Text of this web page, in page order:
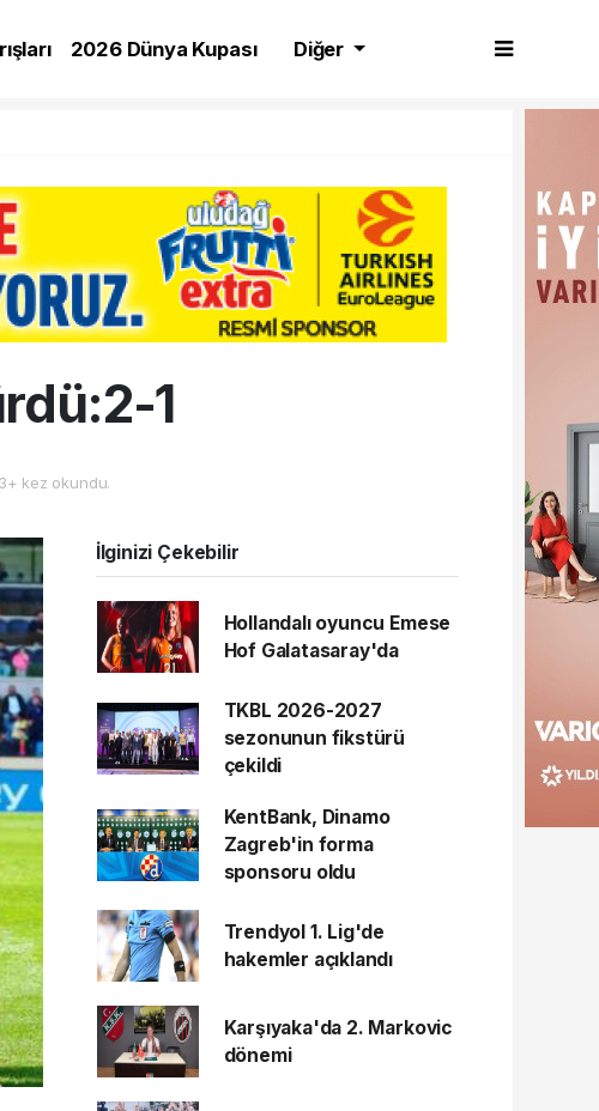
2026 Dünya Kupası
Diğer
1
kez okundu.
İlginizi Çekebilir
Hollandalı oyuncu Emese
Hof Galatasaray'da
TKBL 2026-2027
sezonunun fikstürü
çekildi
KentBank, Dinamo
Zagreb'in forma
sponsoru oldu
Trendyol 1. Lig'de
hakemler açıklandı
Karşıyaka'da 2. Markovic
dönemi